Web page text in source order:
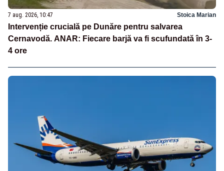
7 aug. 2026, 10:47 Stoica Marian
Intervenție crucială pe Dunăre pentru salvarea
Cernavodă. ANAR: Fiecare barjă va fi scufundată în 3-
4 ore